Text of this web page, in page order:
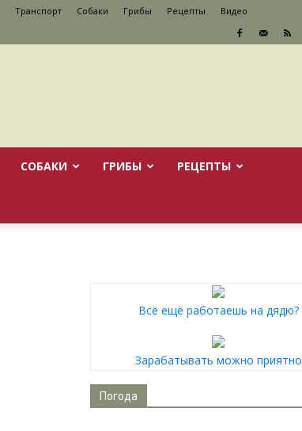
Транспорт Cобаки Грибы Рецепты Видео
CОБАКИ ГРИБЫ РЕЦЕПТЫ
Всё ещё работаешь на дядю?
Зарабатывать можно приятно
Погода